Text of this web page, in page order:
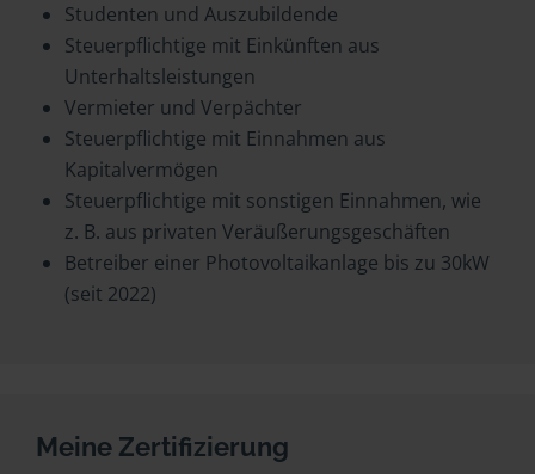
Studenten und Auszubildende
Steuerpflichtige mit Einkünften aus
Unterhaltsleistungen
Vermieter und Verpächter
Steuerpflichtige mit Einnahmen aus
Kapitalvermögen
Steuerpflichtige mit sonstigen Einnahmen, wie
z. B. aus privaten Veräußerungsgeschäften
Betreiber einer Photovoltaikanlage bis zu 30kW
(seit 2022)
Meine Zertifizierung